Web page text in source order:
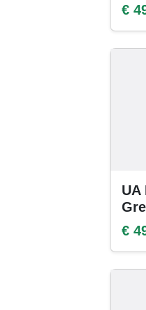
€
UA
€